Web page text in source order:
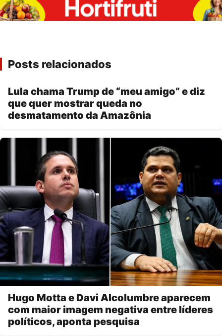
Posts relacionados
Lula chama Trump de “meu amigo” e diz
que quer mostrar queda no
desmatamento da Amazônia
Hugo Motta e Davi Alcolumbre aparecem
com maior imagem negativa entre líderes
políticos, aponta pesquisa